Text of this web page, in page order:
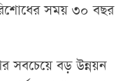
সময় ৩০ বছর
সবচেয়ে বড় উন্নয়ন